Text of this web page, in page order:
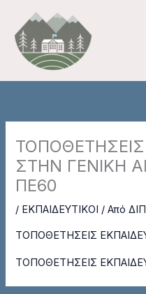
περιεχόμενο
ΣΤΗΝ ΓΕΝΙΚΗ
ΠΕ60
/ ΕΚΠΑΙΔΕΥΤΙΚΟΙ / Από
ΤΟΠΟΘΕΤΗΣΕΙΣ
ΤΟΠΟΘΕΤΗΣΕΙΣ